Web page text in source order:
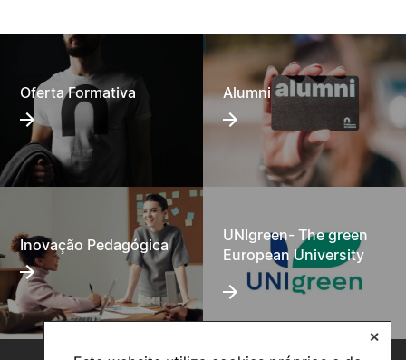
✕
Oferta Formativa Alumni
Inovação Pedagógica
UNIgreen- The green
European University